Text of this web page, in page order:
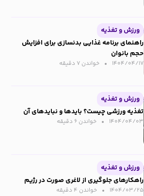
ورزش و تغذیه
راهنمای برنامه غذایی بدنسازی برای افزایش
حجم بانوان
۱۴۰۴/۰۴/۱۷ خواندن ۷ دقیقه‌
ورزش و تغذیه
تغذیه ورزشی چیست؟ بایدها و نبایدهای آن
۱۴۰۴/۰۴/۰۳ خواندن ۶ دقیقه‌
ورزش و تغذیه
راهکارهای جلوگیری از لاغری صورت در رژیم
۱۴۰۴/۰۳/۲۵ خواندن ۴ دقیقه‌